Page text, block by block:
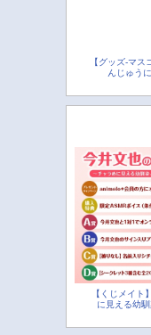
【グッズ-マ
んじゅう
【くじメイト
に見える幼